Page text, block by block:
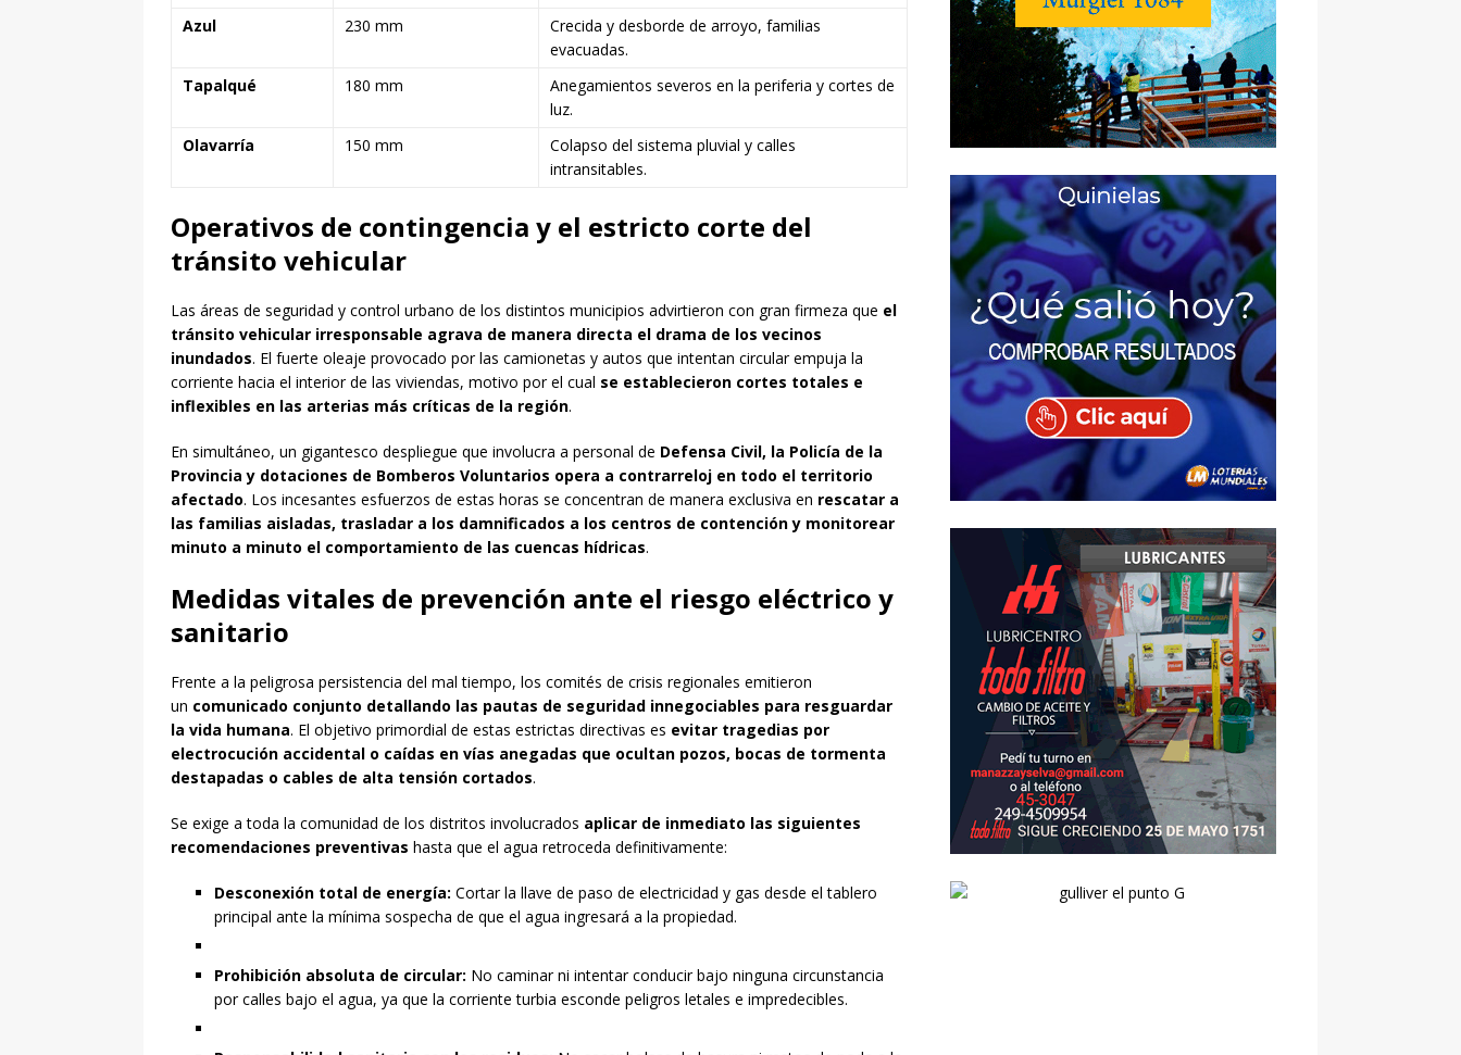
Azul 230 mm
Crecida y desborde de arroyo, familias
evacuadas.
Tapalqué
180 mm
Anegamientos severos en la periferia y cortes de
luz.
Olavarría
150 mm
Colapso del sistema pluvial y calles
intransitables.
Operativos de contingencia y el estricto corte del
tránsito vehicular
Las áreas de seguridad y control urbano de los distintos municipios advirtieron con gran firmeza que el
tránsito vehicular irresponsable agrava de manera directa el drama de los vecinos
inundados. El fuerte oleaje provocado por las camionetas y autos que intentan circular empuja la
corriente hacia el interior de las viviendas, motivo por el cual se establecieron cortes totales e
inflexibles en las arterias más críticas de la región.
En simultáneo, un gigantesco despliegue que involucra a personal de Defensa Civil, la Policía de la
Provincia y dotaciones de Bomberos Voluntarios opera a contrarreloj en todo el territorio
afectado. Los incesantes esfuerzos de estas horas se concentran de manera exclusiva en rescatar a
las familias aisladas, trasladar a los damnificados a los centros de contención y monitorear
minuto a minuto el comportamiento de las cuencas hídricas.
Medidas vitales de prevención ante el riesgo eléctrico y
sanitario
Frente a la peligrosa persistencia del mal tiempo, los comités de crisis regionales emitieron
un comunicado conjunto detallando las pautas de seguridad innegociables para resguardar
la vida humana. El objetivo primordial de estas estrictas directivas es evitar tragedias por
electrocución accidental o caídas en vías anegadas que ocultan pozos, bocas de tormenta
destapadas o cables de alta tensión cortados.
Se exige a toda la comunidad de los distritos involucrados aplicar de inmediato las siguientes
recomendaciones preventivas hasta que el agua retroceda definitivamente:
Desconexión total de energía: Cortar la llave de paso de electricidad y gas desde el tablero
principal ante la mínima sospecha de que el agua ingresará a la propiedad.
Prohibición absoluta de circular: No caminar ni intentar conducir bajo ninguna circunstancia
por calles bajo el agua, ya que la corriente turbia esconde peligros letales e impredecibles.